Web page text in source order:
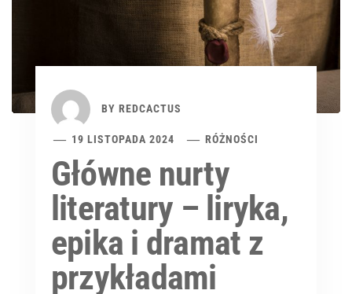
BY REDCACTUS
19 LISTOPADA 2024 RÓŻNOŚCI
Główne nurty
literatury – liryka,
epika i dramat z
przykładami